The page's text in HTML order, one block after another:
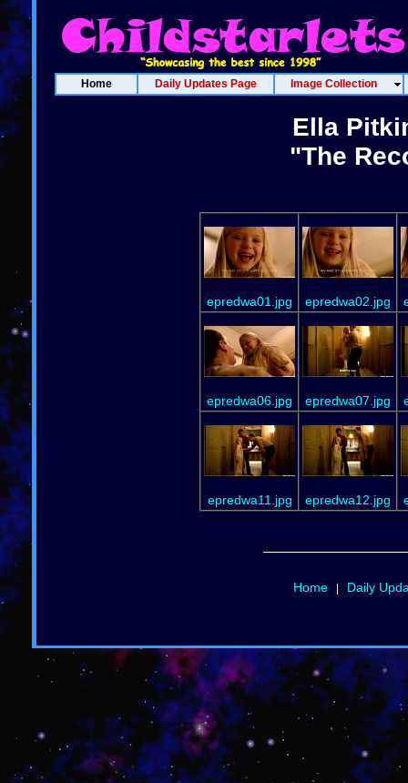
Home Daily Updates Page Image Collection
Ella
"The
epredwa01.jpg epredwa02.jpg
epredwa06.jpg epredwa07.jpg
epredwa11.jpg epredwa12.jpg
Home| Daily